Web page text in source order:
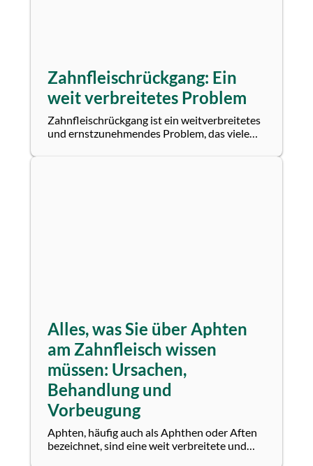
Zahnfleischrückgang: Ein
weit verbreitetes Problem
Zahnfleischrückgang ist ein weitverbreitetes
und ernstzunehmendes Problem, das viele
Alles, was Sie über Aphten
am Zahnfleisch wissen
müssen: Ursachen,
Behandlung und
Vorbeugung
Aphten, häufig auch als Aphthen oder Aften
bezeichnet, sind eine weit verbreitete und